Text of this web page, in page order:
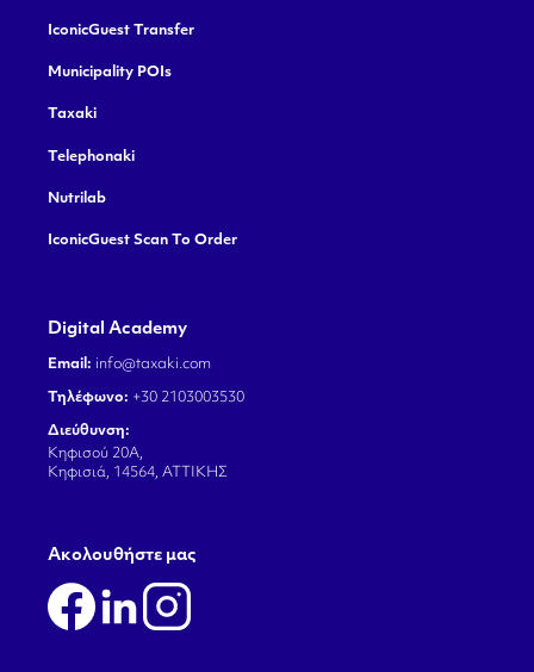
IconicGuest Transfer
Municipality POIs
Taxaki
Telephonaki
Nutrilab
IconicGuest Scan To Order
Digital Academy
Email: info@taxaki.com
Τηλέφωνο: +30 2103003530
Διεύθυνση:
Κηφισού 20Α,
Κηφισιά, 14564, ΑΤΤΙΚΗΣ
Aκολουθήστε μας